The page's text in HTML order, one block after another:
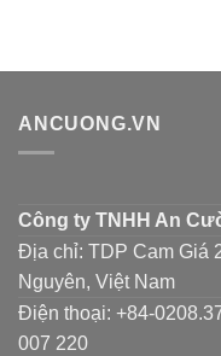
ANCUONG.VN
Công ty TNHH An
Địa chỉ: TDP Cam Giá
Nguyên, Việt Nam
Điện thoại: +84-
007 220